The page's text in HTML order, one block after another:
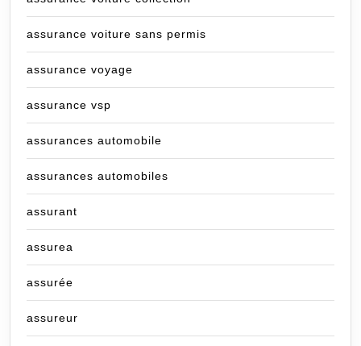
assurance voiture sans permis
assurance voyage
assurance vsp
assurances automobile
assurances automobiles
assurant
assurea
assurée
assureur